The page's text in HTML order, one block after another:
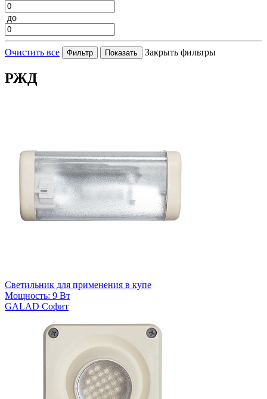
до
Очистить все Закрыть фильтры
РЖД
Светильник для применения в купе
Мощность: 9 Вт
GALAD Софит